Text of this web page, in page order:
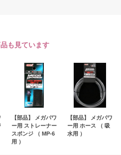
も見ています
【部品】 メガパワ
ー用 ストレーナー
スポンジ （ MP-6
用 ）
【部品】 メガパワ
ー用 ホース （ 吸
水用 ）